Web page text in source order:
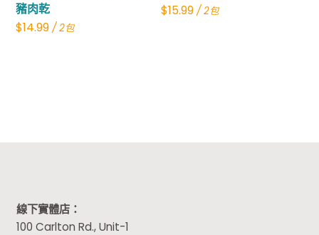
豬肉乾
$14.99 / 2包
$15.99/ 2包
線下實體店：
100 Carlton Rd., Unit-1